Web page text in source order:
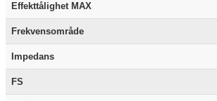
Effekttålighet MAX
Frekvensområde
Impedans
FS